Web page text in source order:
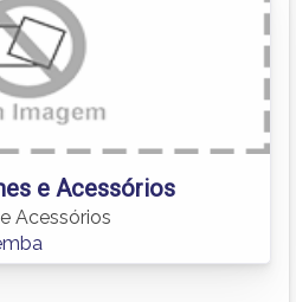
e Acessórios
Acessórios